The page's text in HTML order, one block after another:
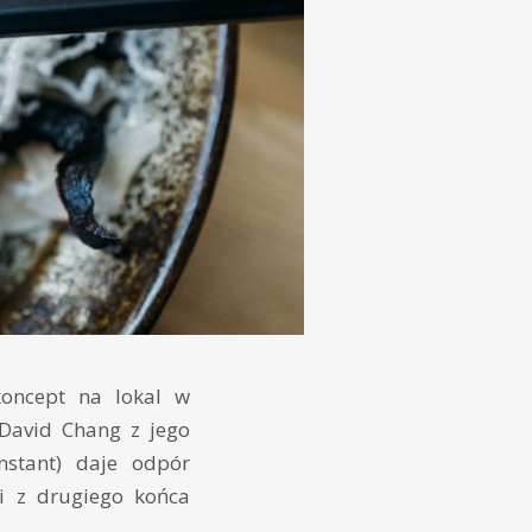
na lokal w
Chang z jego
daje odpór
z drugiego końca